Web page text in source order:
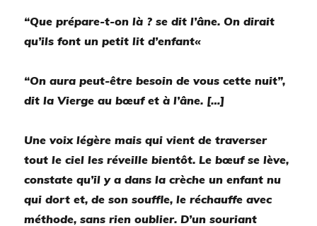
“Que prépare-t-on là ? se dit l’âne. On dirait
qu’ils font un petit lit d’enfant«
“On aura peut-être besoin de vous cette nuit”,
dit la Vierge au bœuf et à l’âne. […]
Une voix légère mais qui vient de traverser
tout le ciel les réveille bientôt. Le bœuf se lève,
constate qu’il y a dans la crèche un enfant nu
qui dort et, de son souffle, le réchauffe avec
méthode, sans rien oublier. D’un souriant